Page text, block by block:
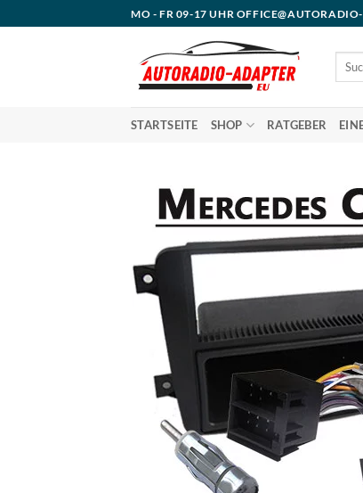
Inhalt
MO - FR 09-17 UHR
STARTSEITE SHOP RATGEBER